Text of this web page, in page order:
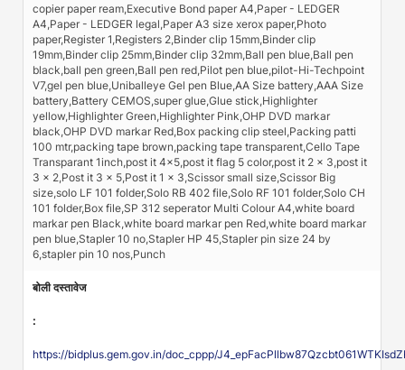
copier paper ream,Executive Bond paper A4,Paper - LEDGER
A4,Paper - LEDGER legal,Paper A3 size xerox paper,Photo
paper,Register 1,Registers 2,Binder clip 15mm,Binder clip
19mm,Binder clip 25mm,Binder clip 32mm,Ball pen blue,Ball pen
black,ball pen green,Ball pen red,Pilot pen blue,pilot-Hi-Techpoint
V7,gel pen blue,Uniballeye Gel pen Blue,AA Size battery,AAA Size
battery,Battery CEMOS,super glue,Glue stick,Highlighter
yellow,Highlighter Green,Highlighter Pink,OHP DVD markar
black,OHP DVD markar Red,Box packing clip steel,Packing patti
100 mtr,packing tape brown,packing tape transparent,Cello Tape
Transparant 1inch,post it 4x5,post it flag 5 color,post it 2 x 3,post it
3 x 2,Post it 3 x 5,Post it 1 x 3,Scissor small size,Scissor Big
size,solo LF 101 folder,Solo RB 402 file,Solo RF 101 folder,Solo CH
101 folder,Box file,SP 312 seperator Multi Colour A4,white board
markar pen Black,white board markar pen Red,white board markar
pen blue,Stapler 10 no,Stapler HP 45,Stapler pin size 24 by
6,stapler pin 10 nos,Punch
बोली दस्तावेज
:
https://bidplus.gem.gov.in/doc_cppp/